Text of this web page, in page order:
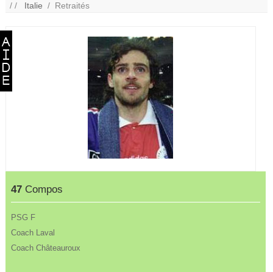
/ / Italie / Retraités
47 Compos
PSG F
Coach Laval
Coach Châteauroux